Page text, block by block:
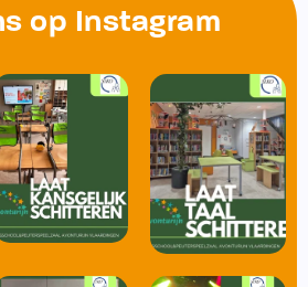
op Instagram